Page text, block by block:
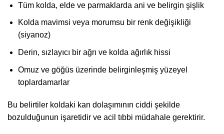
Tüm kolda, elde ve parmaklarda ani ve belirgin şişlik
Kolda mavimsi veya morumsu bir renk değişikliği
(siyanoz)
Derin, sızlayıcı bir ağrı ve kolda ağırlık hissi
Omuz ve göğüs üzerinde belirginleşmiş yüzeyel
toplardamarlar
Bu belirtiler koldaki kan dolaşımının ciddi şekilde
bozulduğunun işaretidir ve acil tıbbi müdahale gerektirir.